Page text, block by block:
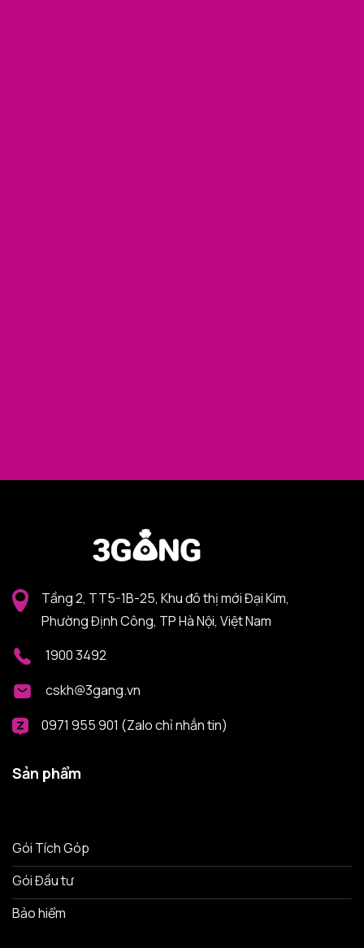
Tầng 2, TT5-1B-25, Khu đô thị mới Đại Kim,
Phường Định Công, TP Hà Nội, Việt Nam
1900 3492
cskh@3gang.vn
0971 955 901 (Zalo chỉ nhắn tin)
Sản phẩm
Gói Tích Góp
Gói Đầu tư
Bảo hiểm